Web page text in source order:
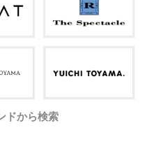
ドから検索